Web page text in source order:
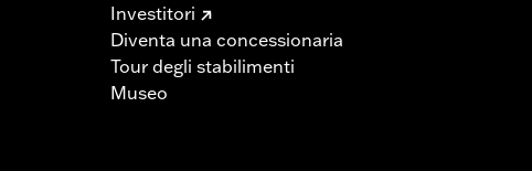
Investitori
Diventa una concessionaria
Tour degli stabilimenti
Museo